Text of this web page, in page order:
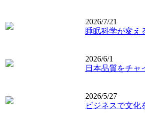
2026/7/21
睡眠科学が変
2026/6/1
日本品質をチャ
2026/5/27
ビジネスで文化